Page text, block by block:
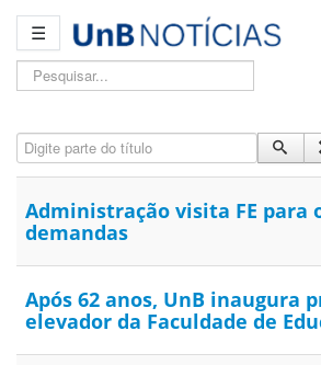
☰
Pesquisar...
Digite parte do título
Administração visita FE para
demandas
Após 62 anos, UnB inaugura
elevador da Faculdade de